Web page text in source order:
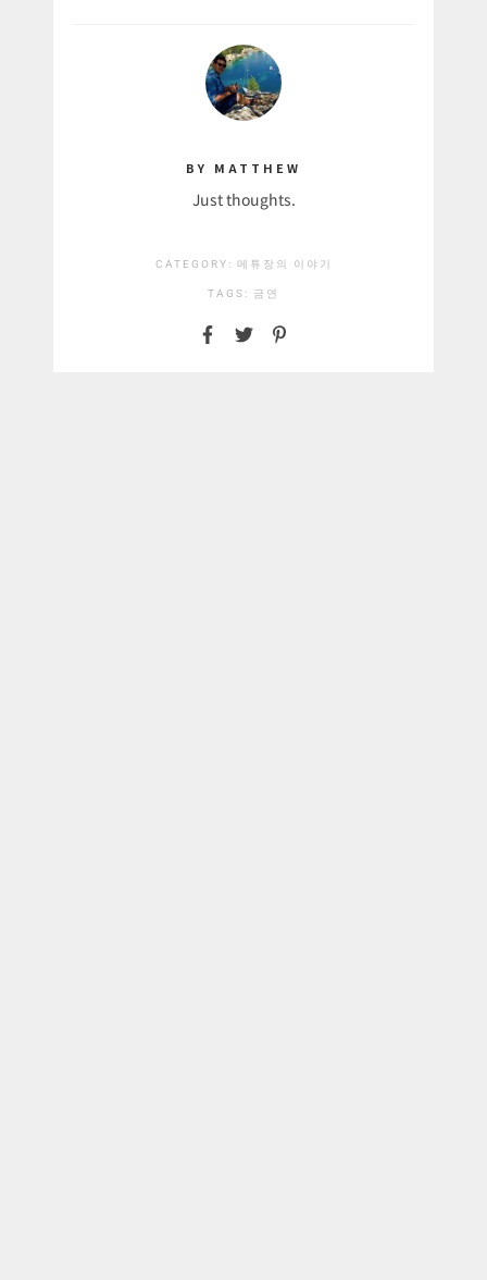
BY MATTHEW
Just thoughts.
CATEGORY: 메튜장의 이야기
TAGS: 금연